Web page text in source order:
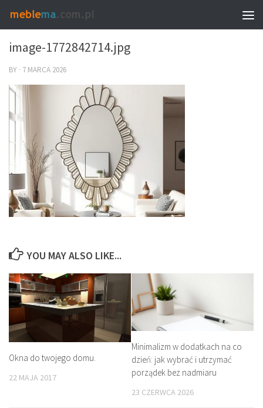
0
image-1772842714.jpg
BY · 7 MARCA 2026
YOU MAY ALSO LIKE...
Okna do twojego domu.
22 MAJA 2017
Minimalizm w dodatkach na co
dzień: jak wybrać i utrzymać
porządek bez nadmiaru
23 CZERWCA 2026